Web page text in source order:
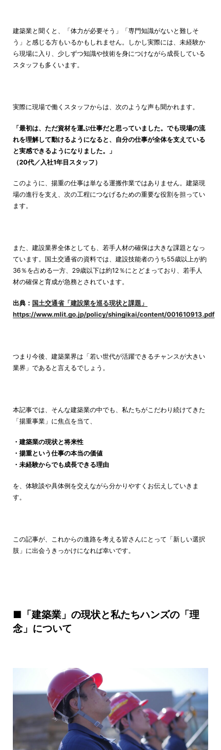
建築業と聞くと、「体力が必要そう」「専門知識がないと難しそ
う」と感じる方もいるかもしれません。しかし実際には、未経験か
ら現場に入り、少しずつ知識や技術を身につけながら成長している
スタッフも多くいます。
実際に現場で働くスタッフからは、次のような声も聞かれます。
「最初は、ただ資材を運ぶ仕事だと思っていました。でも現場の流
れを理解して動けるようになると、自分の仕事が全体を支えている
と実感できるようになりました。」
（20代／入社1年目スタッフ）
このように、揚重の仕事は単なる運搬作業ではありません。建築現
場の進行を支え、次の工程につなげるための重要な役割を担ってい
ます。
また、建設業界全体としても、若手人材の確保は大きな課題となっ
ています。国土交通省の資料では、建設技能者のうち55歳以上が約
36％を占める一方、29歳以下は約12％にとどまっており、若手人
材の確保と育成が急務とされています。
出典： 国土交通省「建設業を巡る現状と課題」
https://www.mlit.go.jp/policy/shingikai/content/001610913.pdf
つまり今後、建築業界は「若い世代が活躍できるチャンスが大きい
業界」であると言えるでしょう。
本記事では、そんな建築業の中でも、私たちがこだわり続けてきた
「揚重事業」に焦点を当て、
・建築業の現状と将来性
・揚重という仕事の本当の価値
・未経験からでも成長できる理由
を、体験談や具体例を交えながら分かりやすくお伝えしていきま
す。
この記事が、これからの進路を考える皆さんにとって「新しい選択
肢」に出会うきっかけになれば幸いです。
■「建築業」の現状と私たちハンズの「理
念」について